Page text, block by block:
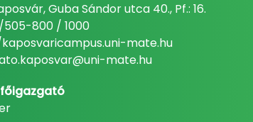
Guba Sándor utca 40., Pf.: 16.
800 / 1000
mate.hu
mate.hu